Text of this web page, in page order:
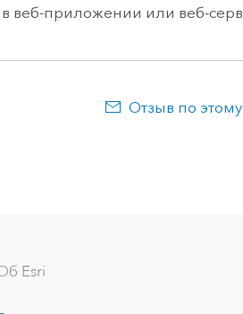
веб-приложении или веб-
Отзыв по
Esri